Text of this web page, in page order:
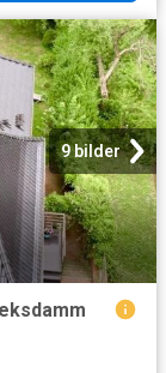
9 bilder